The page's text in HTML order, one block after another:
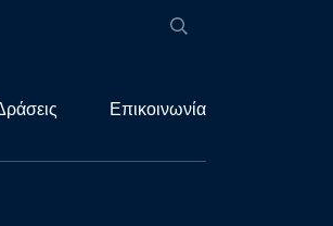
Επικοινωνία